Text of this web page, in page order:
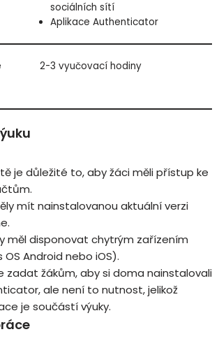
sociálních sítí
Aplikace Authenticator
2-3 vyučovací hodiny
je důležité to, aby žáci měli přístup ke
mít nainstalovanou aktuální verzi
měl disponovat chytrým zařízením
Android nebo iOS).
zadat žákům, aby si doma nainstalovali
ale není to nutnost, jelikož
je součástí výuky.